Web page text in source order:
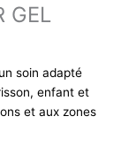
GEL
soin adapté
enfant et
et aux zones